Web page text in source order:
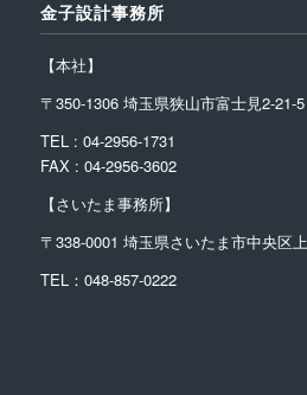
金子設計事務所
【本社】
〒350-1306 埼玉県狭山市富士見2-21-5
TEL : 04-2956-1731
FAX : 04-2956-3602
【さいたま事務所】
〒338-0001 埼玉県さいたま市中央区
TEL：048-857-0222